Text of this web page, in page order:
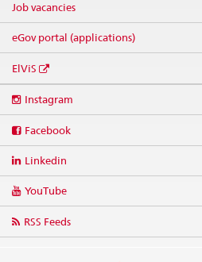
Job vacancies
eGov portal (applications)
ElViS
media
Instagram
Facebook
Linkedin
YouTube
RSS Feeds